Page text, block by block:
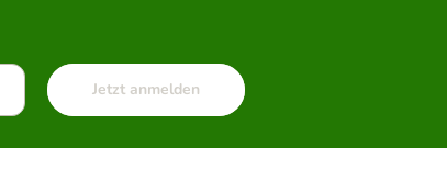
Jetzt anmelden